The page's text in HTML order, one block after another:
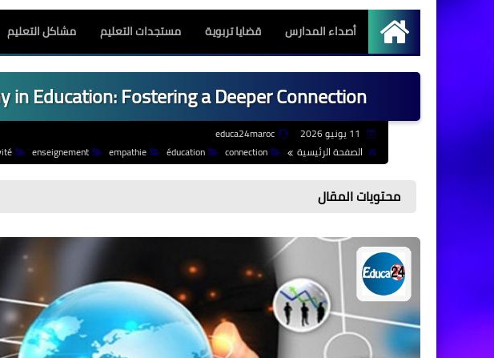
الرئيسية
أصداء المدارس قضايا تربوية مستجدات التعليم مشاكل التعليم
in Education: Fostering a Deeper Connection
educa24maroc
الصفحة الرئيسية
connection
éducation
empathie
enseignement
محتويات المقال